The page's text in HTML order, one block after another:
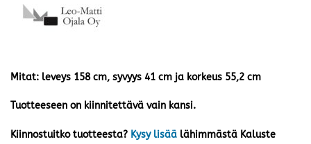
Mitat: leveys 158 cm, syvyys 41 cm ja korkeus 55,2 cm
Tuotteeseen on kiinnitettävä vain kansi.
Kiinnostuitko tuotteesta? Kysy lisää lähimmästä Kaluste